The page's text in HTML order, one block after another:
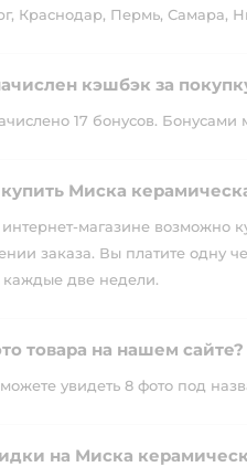
Краснодар, Пермь, Самара,
кэшбэк за
17 бонусов. Бонусами
Миска
магазине возможно
заказа. Вы платите одну
каждые две недели.
товара на нашем сайте?
увидеть 8 фото под
на Миска